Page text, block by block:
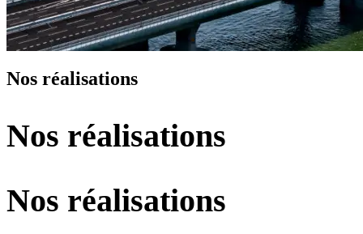
Nos réalisations
Nos réalisations
Nos réalisations